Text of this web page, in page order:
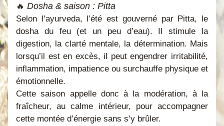
🔥 Dosha & saison : Pitta
Selon l’ayurveda, l’été est gouverné par Pitta, le
dosha du feu (et un peu d’eau). Il stimule la
digestion, la clarté mentale, la détermination. Mais
lorsqu’il est en excès, il peut engendrer irritabilité,
inflammation, impatience ou surchauffe physique et
émotionnelle.
Cette saison appelle donc à la modération, à la
fraîcheur, au calme intérieur, pour accompagner
cette montée d’énergie sans s’y brûler.